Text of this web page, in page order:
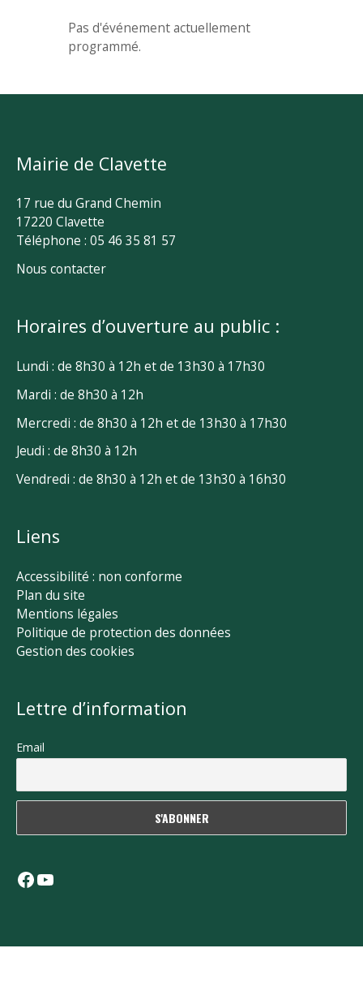
Pas d'événement actuellement
programmé.
Mairie de Clavette
17 rue du Grand Chemin
17220 Clavette
Téléphone : 05 46 35 81 57
Nous contacter
Horaires d’ouverture au public :
Lundi : de 8h30 à 12h et de 13h30 à 17h30
Mardi : de 8h30 à 12h
Mercredi : de 8h30 à 12h et de 13h30 à 17h30
Jeudi : de 8h30 à 12h
Vendredi : de 8h30 à 12h et de 13h30 à 16h30
Liens
Accessibilité : non conforme
Plan du site
Mentions légales
Politique de protection des données
Gestion des cookies
Lettre d’information
Email
Facebook
YouTube